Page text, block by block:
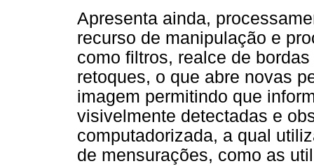
Apresenta ainda,
recurso de manipulação e
como filtros, realce de
retoques, o que abre novas
imagem permitindo que
visivelmente detectadas e
computadorizada, a qual
de mensurações, como as